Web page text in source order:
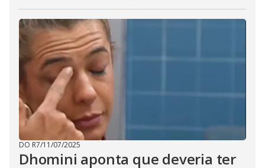
DO R7/11/07/2025
Dhomini aponta que deveria ter